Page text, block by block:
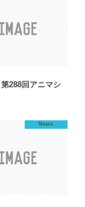
288回アニマシ
News